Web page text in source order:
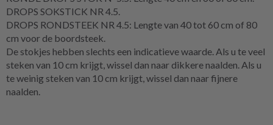
DROPS SOKSTICK NR 4.5.
DROPS RONDSTEEK NR 4.5: Lengte van 40 tot 60 cm of 80
cm voor de boordsteek.
De stokjes hebben slechts een indicatieve waarde. Als u te veel
steken van 10 cm krijgt, wissel dan naar dikkere naalden. Als u
te weinig steken van 10 cm krijgt, wissel dan naar fijnere
naalden.